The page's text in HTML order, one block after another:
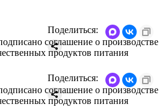
соглашение о производстве
продуктов питания
Поделиться:
соглашение о производстве
продуктов питания
Поделиться: